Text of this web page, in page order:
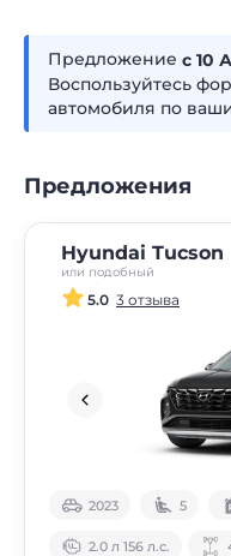
Предложение с 10
Воспользуйтесь
автомобиля по
Предложения
Hyundai Tucson
или подобный
5.0 3 отзыва
2023 5
2.0 л 156 л.с.